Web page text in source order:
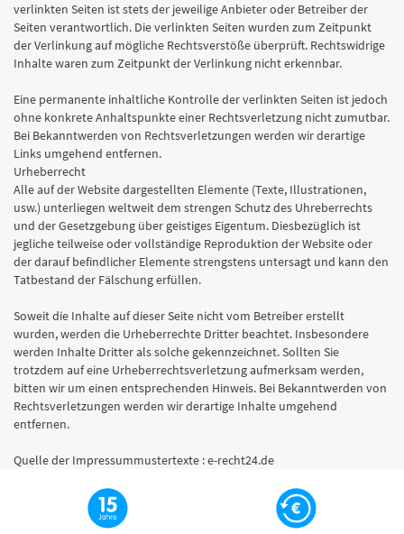
verlinkten Seiten ist stets der jeweilige Anbieter oder Betreiber der
Seiten verantwortlich. Die verlinkten Seiten wurden zum Zeitpunkt
der Verlinkung auf mögliche Rechtsverstöße überprüft. Rechtswidrige
Inhalte waren zum Zeitpunkt der Verlinkung nicht erkennbar.
Eine permanente inhaltliche Kontrolle der verlinkten Seiten ist jedoch
ohne konkrete Anhaltspunkte einer Rechtsverletzung nicht zumutbar.
Bei Bekanntwerden von Rechtsverletzungen werden wir derartige
Links umgehend entfernen.
Urheberrecht
Alle auf der Website dargestellten Elemente (Texte, Illustrationen,
usw.) unterliegen weltweit dem strengen Schutz des Uhreberrechts
und der Gesetzgebung über geistiges Eigentum. Diesbezüglich ist
jegliche teilweise oder vollständige Reproduktion der Website oder
der darauf befindlicher Elemente strengstens untersagt und kann den
Tatbestand der Fälschung erfüllen.
Soweit die Inhalte auf dieser Seite nicht vom Betreiber erstellt
wurden, werden die Urheberrechte Dritter beachtet. Insbesondere
werden Inhalte Dritter als solche gekennzeichnet. Sollten Sie
trotzdem auf eine Urheberrechtsverletzung aufmerksam werden,
bitten wir um einen entsprechenden Hinweis. Bei Bekanntwerden von
Rechtsverletzungen werden wir derartige Inhalte umgehend
entfernen.
Quelle der Impressummustertexte : e-recht24.de